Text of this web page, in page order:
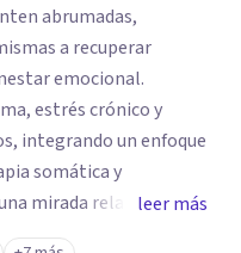
abrumadas,
a recuperar
emocional.
estrés crónico y
integrando un enfoque
somática y
mirada relacional y
a entender lo que te
leer más